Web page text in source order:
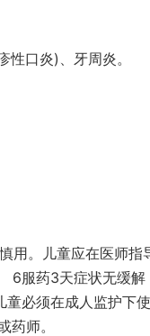
口炎)、牙周炎。
用。儿童应在医师
6服药3天症状无缓
必须在成人监护下
师。